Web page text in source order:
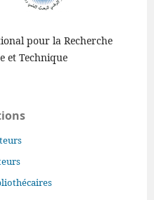
pour la Recherche
et Technique